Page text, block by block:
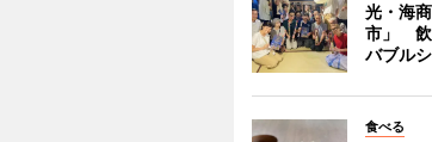
光・海
市」 飲
バブル
食べる